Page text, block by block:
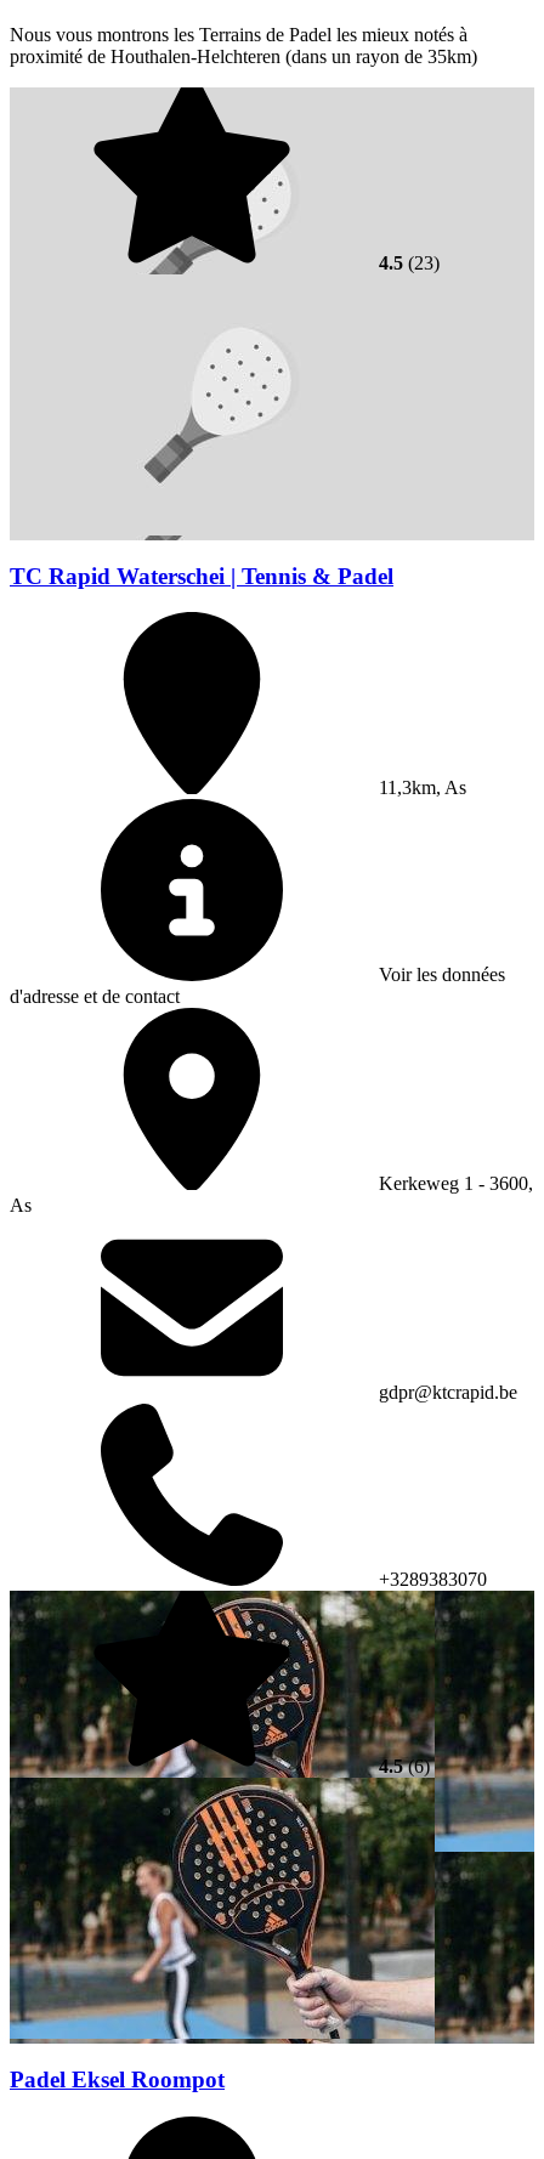
Nous vous montrons les Terrains de Padel les mieux notés à
proximité de Houthalen-Helchteren (dans un rayon de 35km)
4.5 (23)
TC Rapid Waterschei | Tennis & Padel
11,3km, As
Voir les données
d'adresse et de contact
Kerkeweg 1 - 3600,
As
gdpr@ktcrapid.be
+3289383070
4.5(6)
Padel Eksel Roompot